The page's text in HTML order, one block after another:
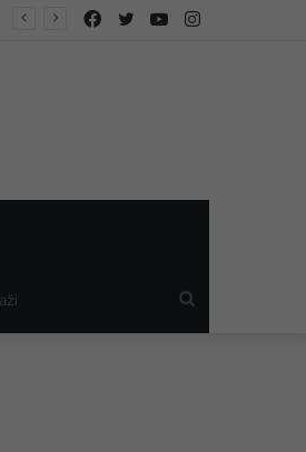
Instagram
YouTube
Twitter
Facebook